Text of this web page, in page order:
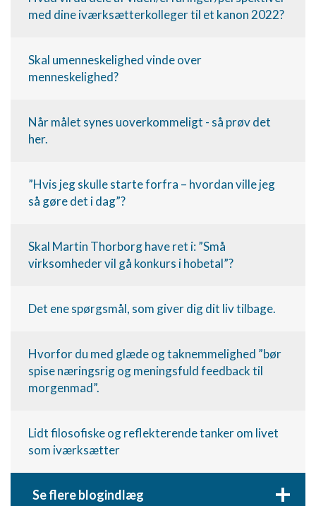
med dine iværksætterkolleger til et kanon 2022?
Skal umenneskelighed vinde over
menneskelighed?
Når målet synes uoverkommeligt - så prøv det
her.
”Hvis jeg skulle starte forfra – hvordan ville jeg
så gøre det i dag”?
Skal Martin Thorborg have ret i: ”Små
virksomheder vil gå konkurs i hobetal”?
Det ene spørgsmål, som giver dig dit liv tilbage.
Hvorfor du med glæde og taknemmelighed ”bør
spise næringsrig og meningsfuld feedback til
morgenmad”.
Lidt filosofiske og reflekterende tanker om livet
som iværksætter
Se flere blogindlæg +